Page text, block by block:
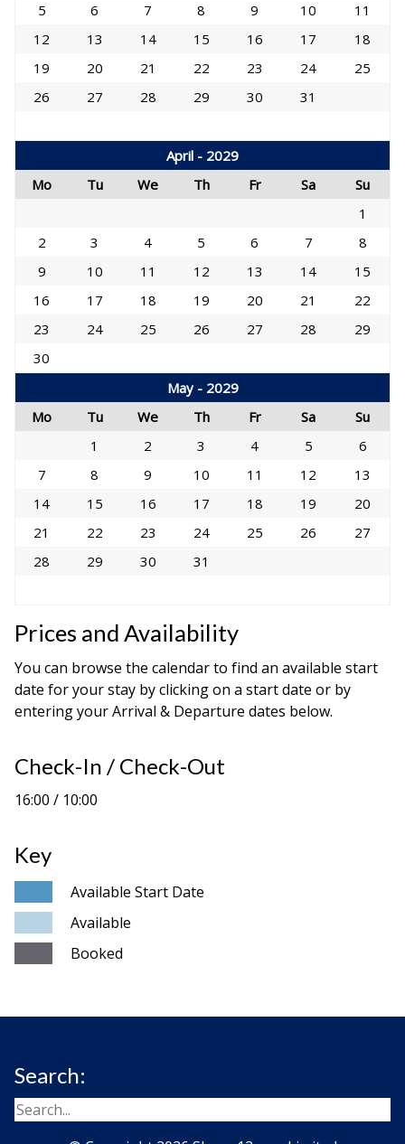
Prices and Availability
You can browse the calendar to find an available start
date for your stay by clicking on a start date or by
entering your Arrival & Departure dates below.
Check-In / Check-Out
16:00 / 10:00
Key
Available Start Date
Available
Booked
5
6 7 8 9 10
11
12
13 14 15 16 17
18
19
20 21 22 23 24
25
26
27 28 29 30 31
April - 2029
Mo
Tu We Th Fr Sa
Su
1
2
3 4 5 6 7
8
9
10 11 12 13 14
15
16
17 18 19 20 21
22
23
24 25 26 27 28
29
30
May - 2029
Mo
Tu We Th Fr Sa
Su
1
2 3 4 5
6
7
8 9 10 11 12
13
14
15 16 17 18 19
20
21
22 23 24 25 26
27
28
29 30 31
Search: